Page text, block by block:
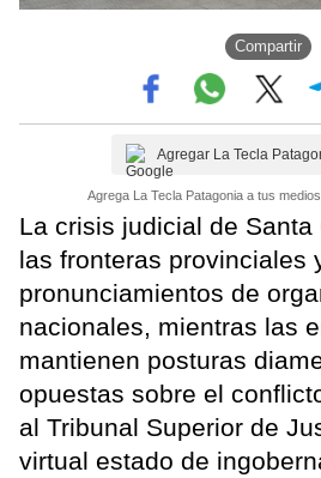
Compartir
Agregar La Tecla
Agrega La Tecla Patagonia a tus
La crisis judicial de Santa
las fronteras provinciales
pronunciamientos de
nacionales, mientras las
mantienen posturas
opuestas sobre el
al Tribunal Superior de
virtual estado de